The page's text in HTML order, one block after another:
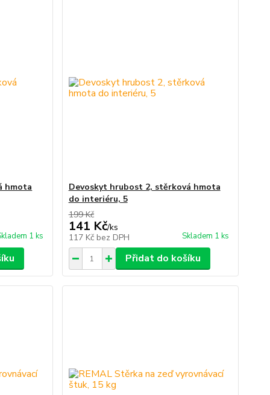
hmota
1 ks
Devoskyt hrubost 2, stěrková hmota
do interiéru, 5
199 Kč
141 Kč/ks
117 Kč bez DPH Skladem 1 ks
Přidat do košíku